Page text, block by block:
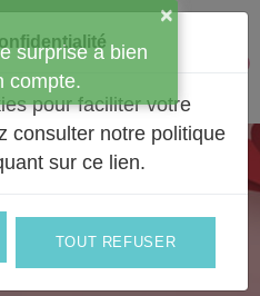
bouquet à son
!
bonheur
×
surprise a bien
compte.
pour faciliter votre
consulter notre politique
sur ce lien.
TOUT REFUSER